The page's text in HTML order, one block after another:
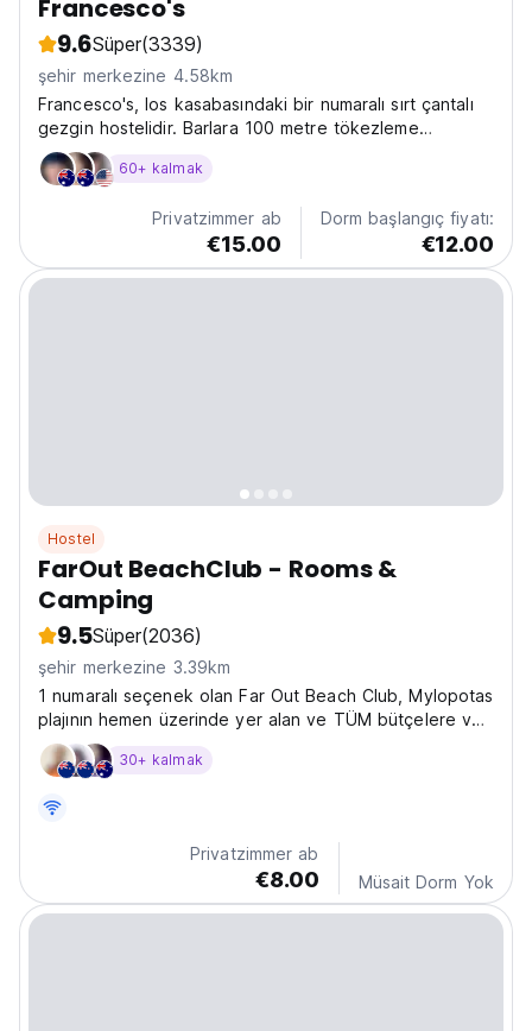
Francesco's
9.6Süper(3339)
şehir merkezine 4.58km
Francesco's, Ios kasabasındaki bir numaralı sırt çantalı
gezgin hostelidir. Barlara 100 metre tökezleme
mesafesindedir.
60+ kalmak
Privatzimmer ab
€15.00
Dorm başlangıç fiyatı:
€12.00
Hostel
FarOut BeachClub - Rooms &
Camping
9.5Süper(2036)
şehir merkezine 3.39km
1 numaralı seçenek olan Far Out Beach Club, Mylopotas
plajının hemen üzerinde yer alan ve TÜM bütçelere ve
gereksinimlere uygun çeşitli konaklama seçenekleri
sunan, sırt çantalı gezginler için bir cennettir.
30+ kalmak
Privatzimmer ab
€8.00 Müsait Dorm Yok